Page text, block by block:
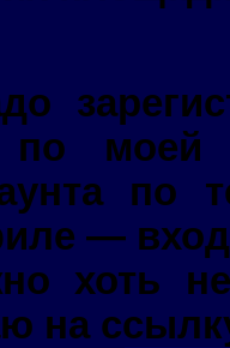
по моей
по
—
хоть
на